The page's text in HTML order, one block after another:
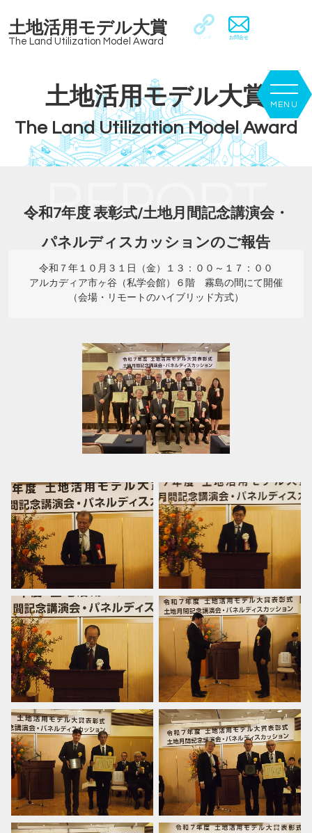
土地活用モデル大賞
The Land Utilization Model Award リンク お問合せ
土地活用モデル大賞
The Land Utilization Model Award
令和7年度 表彰式/土地月間記念講演会・
パネルディスカッションのご報告
REPORT
令和７年１０月３１日（金）１３：００～１７：００
アルカディア市ヶ谷（私学会館）６階 霧島の間にて開催
（会場・リモートのハイブリッド方式）